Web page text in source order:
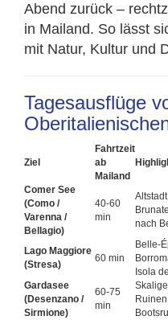
Abend zurück –
in Mailand. So lässt
mit Natur, Kultur und
Tagesausflüge
Ziel
Fahrtzeit
ab
Mailand
Comer See
(Como /
Varenna /
Bellagio)
40-60
min
nach
Lago Maggiore
(Stresa)
60 min
Belle-
Isola
Gardasee
(Desenzano /
Sirmione)
60-75
min